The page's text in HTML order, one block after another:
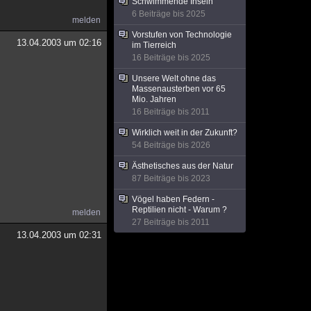
melden
13.04.2003 um 02:16
melden
13.04.2003 um 02:31
6 Beiträge bis 2025
Vorstufen von Technologie
im Tierreich
16 Beiträge bis 2025
Unsere Welt ohne das
Massenausterben vor 65
Mio. Jahren
16 Beiträge bis 2011
Wirklich weit in der Zukunft?
54 Beiträge bis 2026
Ästhetisches aus der Natur
87 Beiträge bis 2023
Vögel haben Federn -
Reptilien nicht - Warum ?
27 Beiträge bis 2011